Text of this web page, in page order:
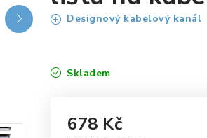
Designový kabelový kanál
Skladem
678 Kč